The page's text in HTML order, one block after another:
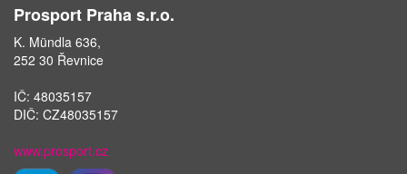
Prosport Praha s.r.o.
K. Mündla 636,
252 30 Řevnice
IČ: 48035157
DIČ: CZ48035157
www.prosport.cz